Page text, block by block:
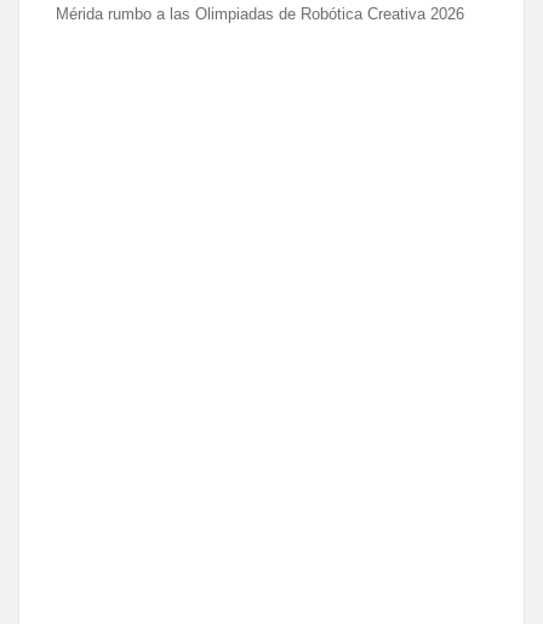
Mérida rumbo a las Olimpiadas de Robótica Creativa 2026